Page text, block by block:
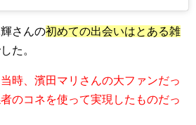
さんの初めての出会いはとある雑
た。
時、濱田マリさんの大ファンだっ
のコネを使って実現したものだっ